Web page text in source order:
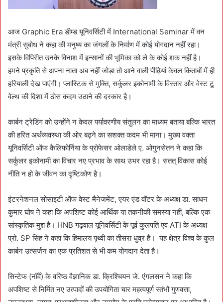
आज Graphic Era डीम्ड यूनिवर्सिटी में International Seminar में वन
मंत्री सुबोध ने कहा की मनुष्य का जंगलों के निर्माण में कोई योगदान नहीं रहा।
इसके विपिरीत उनके विनाश में इन्सानों की भूमिका को ले के कोई शक नहीं है।
हमने प्रकृति से अपना नाता अब नहीं जोड़ा तो आने वाली पीढ़ियां केवल किताबों में ही
हरियाली देख पाएंगी। प्लास्टिक से मुक्ति, सर्कुलर इकोनामी के विस्तार और वेस्ट टू
वेल्थ की दिशा में ठोस कदम उठाने की दरकार है।
कार्बन ट्रेडिंग को उन्होंने न केवल पर्यावरणीय संतुलन का माध्यम बताया बल्कि भारत
की हरित अर्थव्यवस्था की ओर बढ़ने का सशक्त कदम भी माना। मुख्य वक्ता
यूनिवर्सिटी ऑफ कैलिफोर्निया के प्रोफेसर ओलाडेले ए. ओगुनसेतन ने कहा कि
सर्कुलर इकोनामी का विचार नए प्रभाव के साथ उभर रहा है। सतत् विकास कोई
नीति न हो के जीवन का दृष्टिकोण है।
इंटरनेशनल सोसाइटी ऑफ वेस्ट मैनेजमेंट, एयर एंड वॉटर के अध्यक्ष डा. साधन
कुमार घोष ने कहा कि अपशिष्ट कोई आर्थिक या तकनीकी समस्या नहीं, बल्कि एक
सांस्कृतिक मुद्दा है। HNB गढ़वाल यूनिवर्सिटी के पूर्व कुलपति एवं ATI के अध्यक्ष
प्रो. SP सिंह ने कहा कि हिमालय पृथ्वी का तीसरा धुव्र है। यह क्षेत्र विश्व के कुल
कार्बन उत्सर्जन का एक प्रतिशत से भी कम योगदान देता है।
सिन्टेफ (नॉर्वे) के वरिष्ठ वैज्ञानिक डा. क्रिश्चियन जे. एंगलसन ने कहा कि
अपशिष्ट से निर्मित नए उत्पादों की उपयोगिता चार महत्वपूर्ण स्तंभों गुणवत्ता,